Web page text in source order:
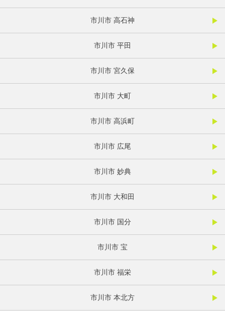
市川市 高石神
市川市 平田
市川市 宮久保
市川市 大町
市川市 高浜町
市川市 広尾
市川市 妙典
市川市 大和田
市川市 国分
市川市 宝
市川市 福栄
市川市 本北方